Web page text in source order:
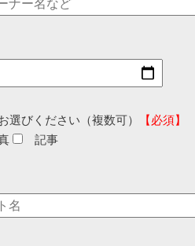
選びください（複数可）
【必須】
記事